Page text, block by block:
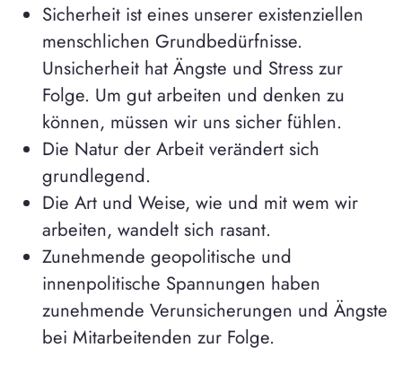
Sicherheit ist eines unserer existenziellen
menschlichen Grundbedürfnisse.
Unsicherheit hat Ängste und Stress zur
Folge. Um gut arbeiten und denken zu
können, müssen wir uns sicher fühlen.
Die Natur der Arbeit verändert sich
grundlegend.
Die Art und Weise, wie und mit wem wir
arbeiten, wandelt sich rasant.
Zunehmende geopolitische und
innenpolitische Spannungen haben
zunehmende Verunsicherungen und Ängste
bei Mitarbeitenden zur Folge.